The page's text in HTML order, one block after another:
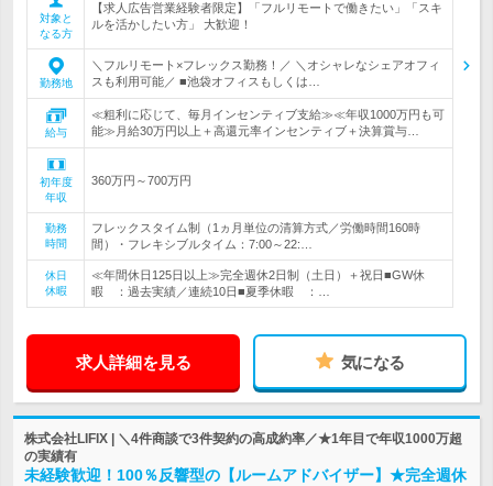
対象と
なる方
【求人広告営業経験者限定】「フルリモートで働きたい」「スキ
ルを活かしたい方」 大歓迎！
勤務地
＼フルリモート×フレックス勤務！／ ＼オシャレなシェアオフィ
スも利用可能／ ■池袋オフィスもしくは…
給与
≪粗利に応じて、毎月インセンティブ支給≫≪年収1000万円も可
能≫月給30万円以上＋高還元率インセンティブ＋決算賞与…
初年度
年収
360万円～700万円
勤務
時間
フレックスタイム制（1ヵ月単位の清算方式／労働時間160時
間）・フレキシブルタイム：7:00～22:…
休日
休暇
≪年間休日125日以上≫完全週休2日制（土日）＋祝日■GW休
暇 ：過去実績／連続10日■夏季休暇 ：…
求人詳細を見る 気になる
株式会社LIFIX | ＼4件商談で3件契約の高成約率／★1年目で年収1000万超
の実績有
未経験歓迎！100％反響型の【ルームアドバイザー】★完全週休